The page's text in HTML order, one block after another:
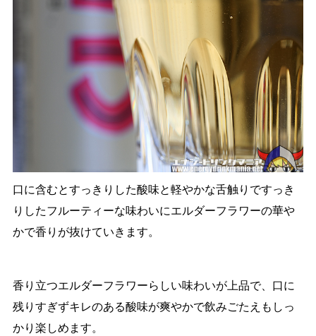
口に含むとすっきりした酸味と軽やかな舌触りですっき
りしたフルーティーな味わいにエルダーフラワーの華や
かで香りが抜けていきます。
香り立つエルダーフラワーらしい味わいが上品で、口に
残りすぎずキレのある酸味が爽やかで飲みごたえもしっ
かり楽しめます。